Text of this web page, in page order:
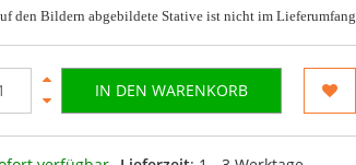
den Bildern abgebildete Stative ist nicht im Lieferumfang
IN DEN WARENKORB